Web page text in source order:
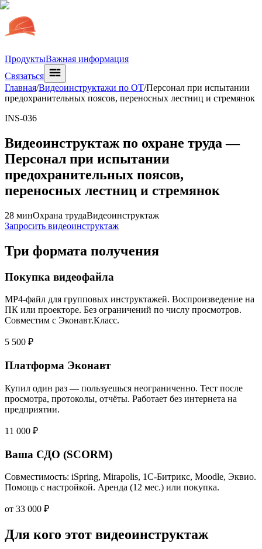
ПродуктыВажная информация
Связаться
Главная/Видеоинструктажи по ОТ/Персонал при испытании
предохранительных поясов, переносных лестниц и стремянок
INS-036
Видеоинструктаж по охране труда —
Персонал при испытании
предохранительных поясов,
переносных лестниц и стремянок
28 минОхрана трудаВидеоинструктаж
Запросить видеоинструктаж
Три формата получения
Покупка видеофайла
MP4-файл для групповых инструктажей. Воспроизведение на
ПК или проекторе. Без ограничений по числу просмотров.
Совместим с Эконавт.Класс.
5 500 ₽
Платформа Эконавт
Купил один раз — пользуешься неограниченно. Тест после
просмотра, протоколы, отчёты. Работает без интернета на
предприятии.
11 000 ₽
Ваша СДО (SCORM)
Совместимость: iSpring, Mirapolis, 1С-Битрикс, Moodle, Эквио.
Помощь с настройкой. Аренда (12 мес.) или покупка.
от 33 000 ₽
Для кого этот видеоинструктаж